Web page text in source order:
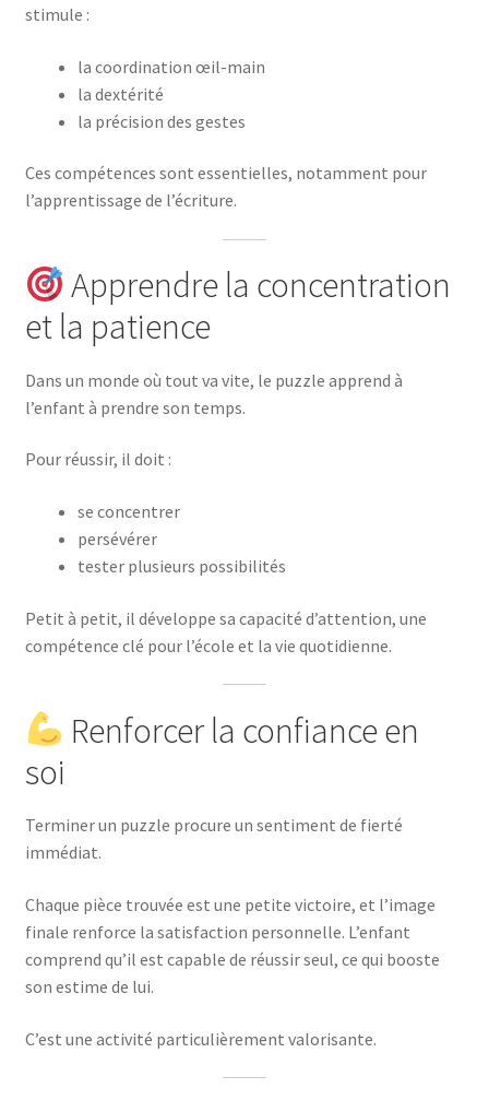
stimule :
la coordination œil-main
la dextérité
la précision des gestes
Ces compétences sont essentielles, notamment pour
l’apprentissage de l’écriture.
Apprendre la concentration
et la patience
Dans un monde où tout va vite, le puzzle apprend à
l’enfant à prendre son temps.
Pour réussir, il doit :
se concentrer
persévérer
tester plusieurs possibilités
Petit à petit, il développe sa capacité d’attention, une
compétence clé pour l’école et la vie quotidienne.
Renforcer la confiance en
soi
Terminer un puzzle procure un sentiment de fierté
immédiat.
Chaque pièce trouvée est une petite victoire, et l’image
finale renforce la satisfaction personnelle. L’enfant
comprend qu’il est capable de réussir seul, ce qui booste
son estime de lui.
C’est une activité particulièrement valorisante.